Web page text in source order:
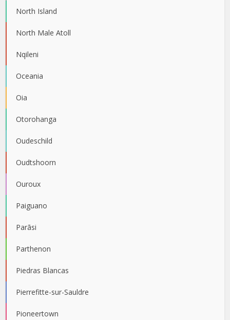
North Island
North Male Atoll
Nqileni
Oceania
Oia
Otorohanga
Oudeschild
Oudtshoorn
Ouroux
Paiguano
Parāsi
Parthenon
Piedras Blancas
Pierrefitte-sur-Sauldre
Pioneertown